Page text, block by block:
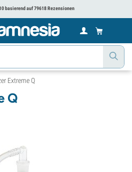
basierend auf 79618 Rezensionen
Extreme Q
Q